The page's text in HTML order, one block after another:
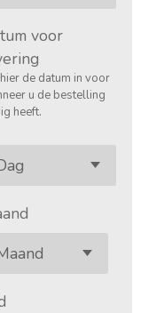
voor
de datum in voor
u de bestelling
heeft.